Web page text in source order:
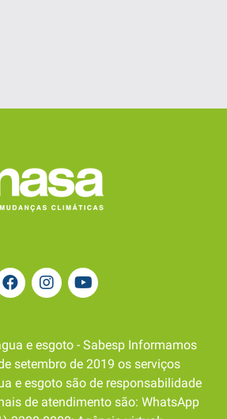
e esgoto - Sabesp Informamos
setembro de 2019 os serviços
e esgoto são de responsabilidade
de atendimento são: WhatsApp